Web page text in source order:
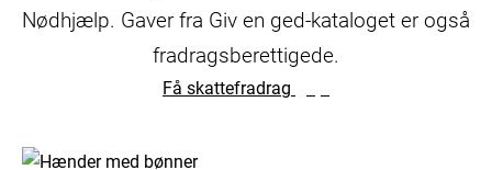
Nødhjælp. Gaver fra Giv en ged-kataloget er også
fradragsberettigede.
Få skattefradrag